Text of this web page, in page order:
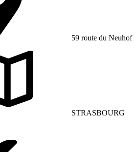
59 route du Neuhof
STRASBOURG